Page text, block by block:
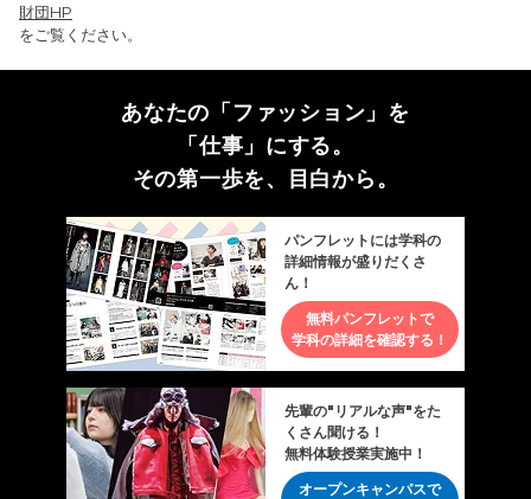
財団HP
をご覧ください。
あなたの「ファッション」を
「仕事」にする。
その第一歩を、目白から。
パンフレットには学科の
詳細情報が盛りだくさ
ん！
無料パンフレットで
学科の詳細を確認する！
先輩の"リアルな声"をた
くさん聞ける！
無料体験授業実施中！
オープンキャンパスで